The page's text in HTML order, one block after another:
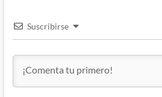
Suscribirse